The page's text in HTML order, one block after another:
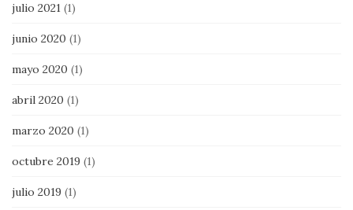
julio 2021 (1)
junio 2020 (1)
mayo 2020 (1)
abril 2020 (1)
marzo 2020 (1)
octubre 2019 (1)
julio 2019 (1)